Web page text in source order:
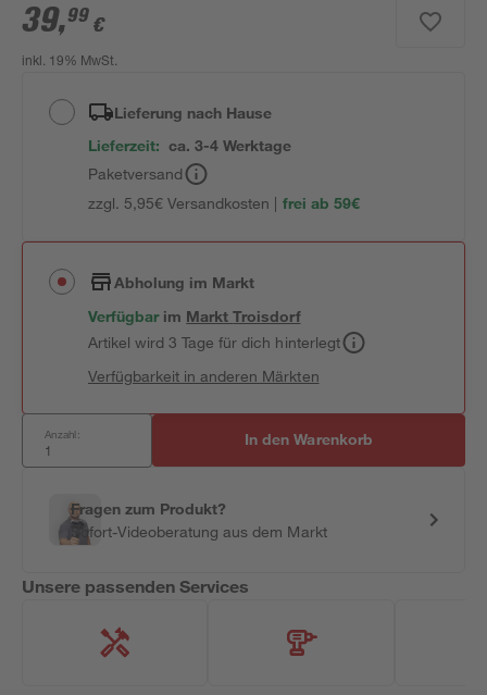
39,99 €
inkl. 19% MwSt.
Lieferung nach Hause
Lieferzeit: ca. 3-4 Werktage
Paketversand
zzgl. 5,95€ Versandkosten | frei ab 59€
Abholung im Markt
Verfügbar im MarktTroisdorf
Artikel wird 3 Tage für dich hinterlegt
Verfügbarkeit in anderen Märkten
Anzahl: In den Warenkorb
Fragen zum Produkt?
Sofort-Videoberatung aus dem Markt
Unsere passenden Services